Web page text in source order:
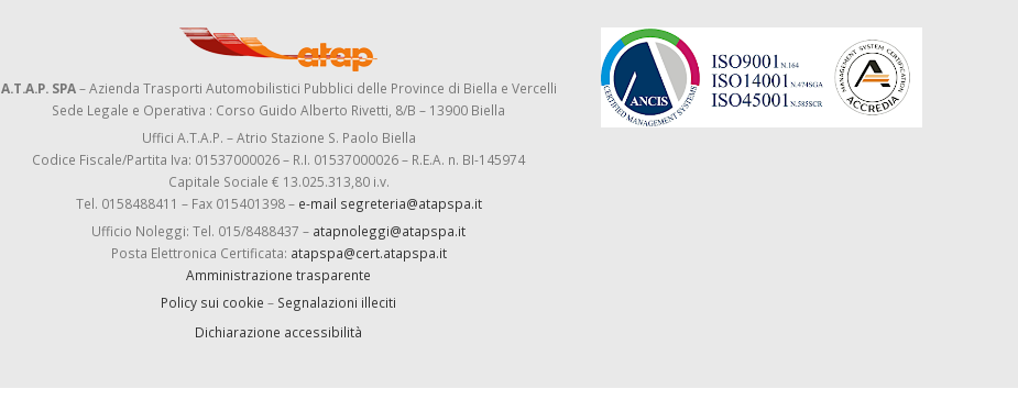
A.T.A.P. SPA– Azienda Trasporti Automobilistici Pubblici delle Province di Biella e Vercelli
Sede Legale e Operativa : Corso Guido Alberto Rivetti, 8/B – 13900 Biella
Uffici A.T.A.P. – Atrio Stazione S. Paolo Biella
Codice Fiscale/Partita Iva: 01537000026 – R.I. 01537000026 – R.E.A. n. BI-145974
Capitale Sociale € 13.025.313,80 i.v.
Tel. 0158488411 – Fax 015401398 – e-mail segreteria@atapspa.it
Ufficio Noleggi: Tel. 015/8488437 – atapnoleggi@atapspa.it
Posta Elettronica Certificata: atapspa@cert.atapspa.it
Amministrazione trasparente
Policy sui cookie – Segnalazioni illeciti
Dichiarazione accessibilità